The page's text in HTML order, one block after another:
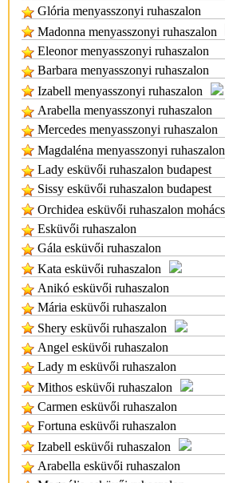
Glória menyasszonyi ruhaszalon
Madonna menyasszonyi ruhaszalon
Eleonor menyasszonyi ruhaszalon
Barbara menyasszonyi ruhaszalon
Izabell menyasszonyi ruhaszalon
Arabella menyasszonyi ruhaszalon
Mercedes menyasszonyi ruhaszalon
Magdaléna menyasszonyi ruhaszalon
Lady esküvői ruhaszalon budapest
Sissy esküvői ruhaszalon budapest
Orchidea esküvői ruhaszalon mohács
Esküvői ruhaszalon
Gála esküvői ruhaszalon
Kata esküvői ruhaszalon
Anikó esküvői ruhaszalon
Mária esküvői ruhaszalon
Shery esküvői ruhaszalon
Angel esküvői ruhaszalon
Lady m esküvői ruhaszalon
Mithos esküvői ruhaszalon
Carmen esküvői ruhaszalon
Fortuna esküvői ruhaszalon
Izabell esküvői ruhaszalon
Arabella esküvői ruhaszalon